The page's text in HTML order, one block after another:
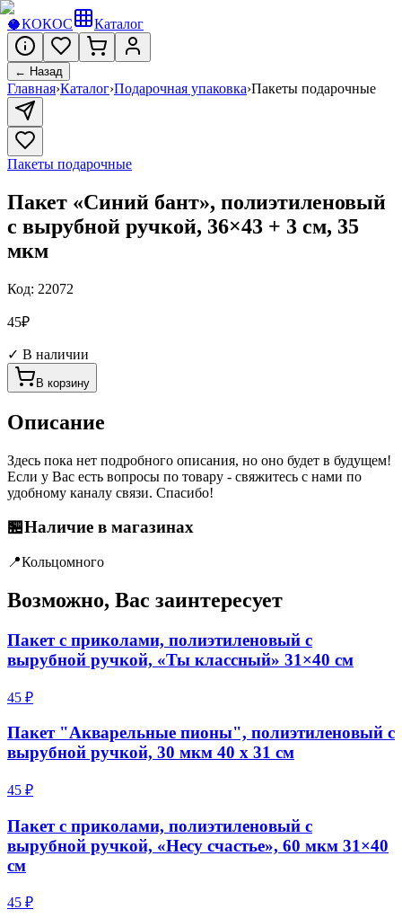
🥥КОКОС Каталог
← Назад
Главная›Каталог›Подарочная упаковка›Пакеты подарочные
Пакеты подарочные
Пакет «Синий бант», полиэтиленовый
с вырубной ручкой, 36×43 + 3 см, 35
мкм
Код: 22072
45₽
✓ В наличии
В корзину
Описание
Здесь пока нет подробного описания, но оно будет в будущем!
Если у Вас есть вопросы по товару - свяжитесь с нами по
удобному каналу связи. Спасибо!
🏪Наличие в магазинах
📍Кольцомного
Возможно, Вас заинтересует
Пакет с приколами, полиэтиленовый с
вырубной ручкой, «Ты классный» 31×40 см
45 ₽
Пакет "Акварельные пионы", полиэтиленовый с
вырубной ручкой, 30 мкм 40 х 31 см
45 ₽
Пакет с приколами, полиэтиленовый с
вырубной ручкой, «Несу счастье», 60 мкм 31×40
см
45 ₽